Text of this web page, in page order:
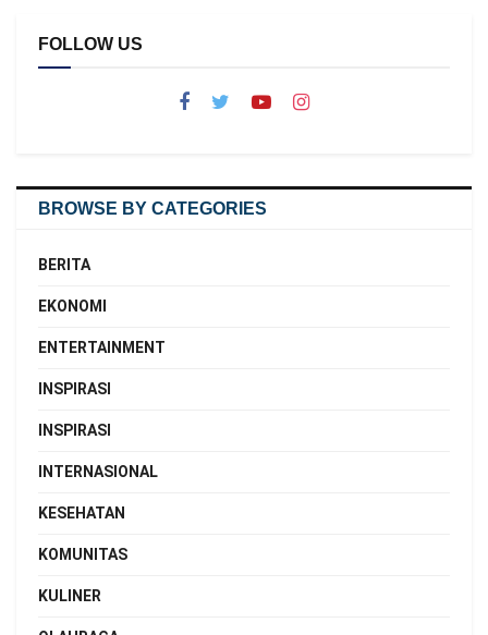
FOLLOW US
BROWSE BY CATEGORIES
BERITA
EKONOMI
ENTERTAINMENT
INSPIRASI
INSPIRASI
INTERNASIONAL
KESEHATAN
KOMUNITAS
KULINER